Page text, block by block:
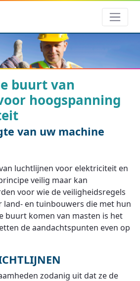
buurt van
hoogspanning
van uw machine
luchtlijnen voor elektriciteit en
veilig maar kan
voor wie de veiligheidsregels
land- en tuinbouwers die met hun
buurt komen van masten is het
de aandachtspunten even op
zodanig uit dat ze de